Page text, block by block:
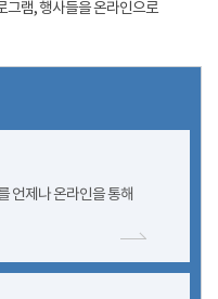
그램, 행사들을 온라인으로
언제나 온라인을 통해